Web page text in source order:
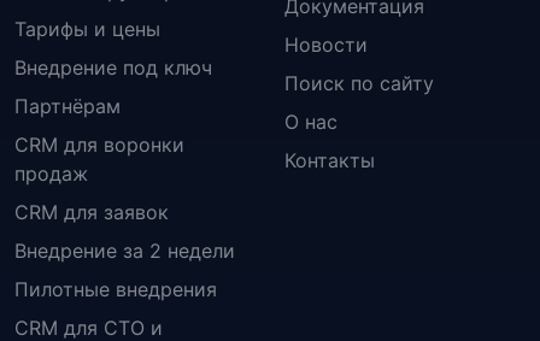
Тарифы и цены
Внедрение под ключ
Партнёрам
CRM для воронки
продаж
CRM для заявок
Внедрение за 2 недели
Пилотные внедрения
CRM для СТО и
Документация
Новости
Поиск по сайту
О нас
Контакты